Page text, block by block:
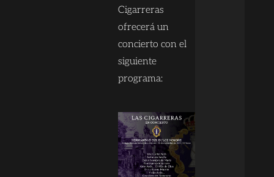
Cigarreras
ofrecerá un
concierto con el
siguiente
programa: